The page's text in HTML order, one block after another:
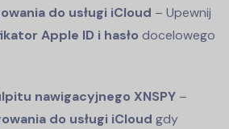
do usługi iCloud – Upewnij
Apple ID i hasło docelowego
nawigacyjnego XNSPY –
do usługi iCloud gdy